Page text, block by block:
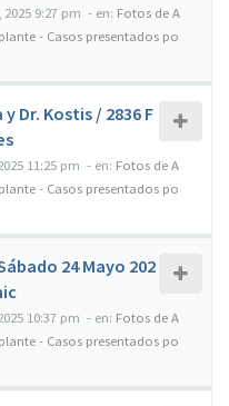
9:27 pm - en: Fotos de A
- Casos presentados po
Dr. Kostis / 2836 F
11:25 pm - en: Fotos de A
- Casos presentados po
24 Mayo 202
10:37 pm - en: Fotos de A
- Casos presentados po